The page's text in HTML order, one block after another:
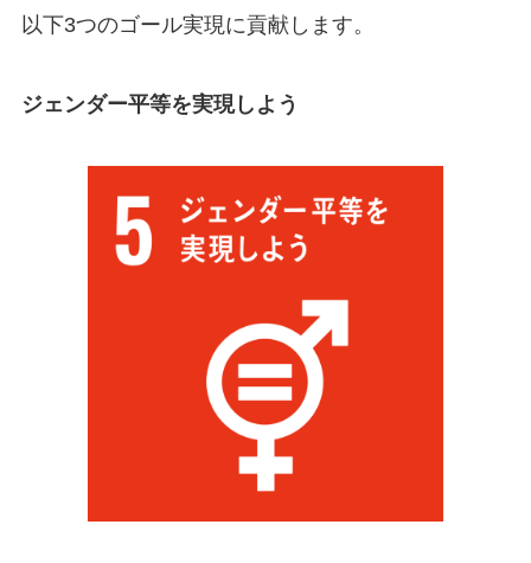
以下3つのゴール実現に貢献します。
ジェンダー平等を実現しよう